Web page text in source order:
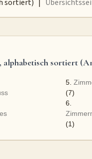
sortiert) |
sortiert
5.
(7)
6.
(1)